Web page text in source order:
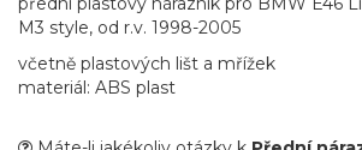
M3 style, od r.v. 1998-2005
včetně plastových lišt a mřížek
materiál: ABS plast